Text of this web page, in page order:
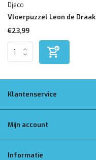
Djeco
Vloerpuzzel Leon de Draak
€23,99
Klantenservice
Mijn account
Informatie